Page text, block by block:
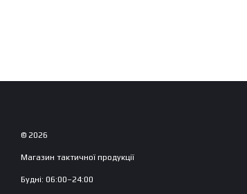
© 2026
Магазин тактичної продукції
Будні: 06:00–24:00